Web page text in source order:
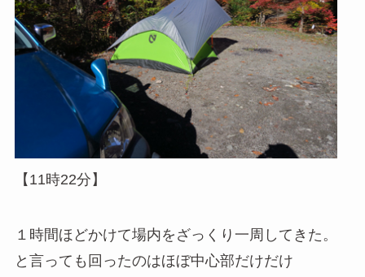
【11時22分】
１時間ほどかけて場内をざっくり一周してきた。
と言っても回ったのはほぼ中心部だけだけ